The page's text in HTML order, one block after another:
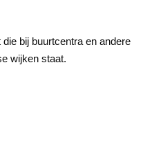
die bij buurtcentra en andere
wijken staat.